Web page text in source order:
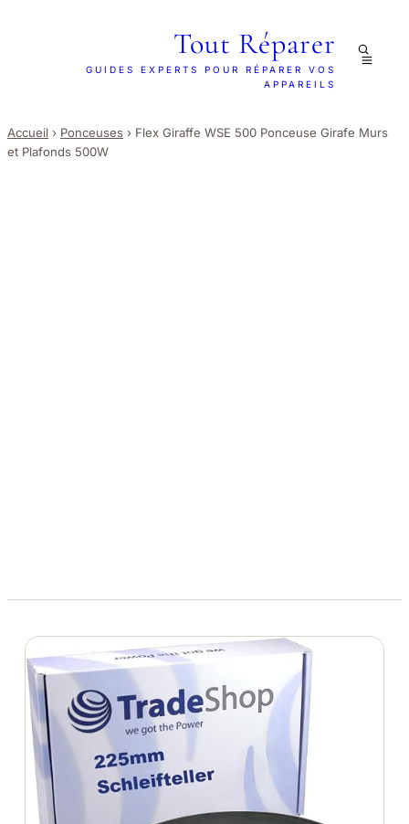
Tout Réparer
GUIDES EXPERTS POUR RÉPARER VOS
APPAREILS
Accueil › Ponceuses › Flex Giraffe WSE 500 Ponceuse Girafe Murs
et Plafonds 500W